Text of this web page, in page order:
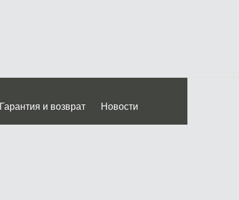
Гарантия и возврат Новости